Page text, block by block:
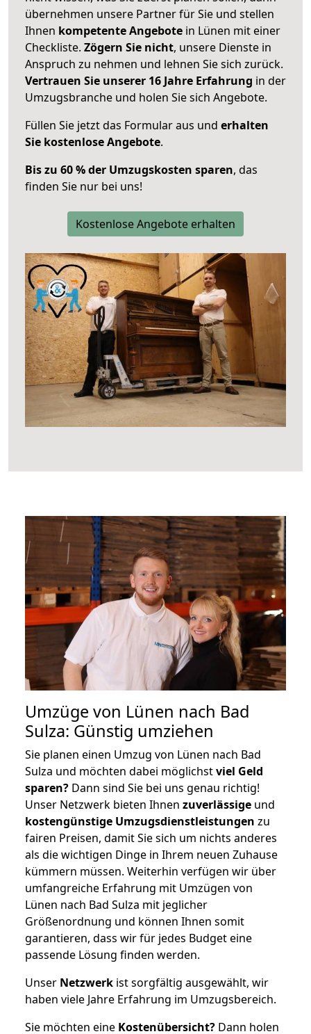
übernehmen unsere Partner für Sie und stellen
Ihnen kompetente Angebote in Lünen mit einer
Checkliste. Zögern Sie nicht, unsere Dienste in
Anspruch zu nehmen und lehnen Sie sich zurück.
Vertrauen Sie unserer 16 Jahre Erfahrung in der
Umzugsbranche und holen Sie sich Angebote.
Füllen Sie jetzt das Formular aus und erhalten
Sie kostenlose Angebote.
Bis zu 60 % der Umzugskosten sparen, das
finden Sie nur bei uns!
Kostenlose Angebote erhalten
Umzüge von Lünen nach Bad
Sulza: Günstig umziehen
Sie planen einen Umzug von Lünen nach Bad
Sulza und möchten dabei möglichstviel Geld
sparen? Dann sind Sie bei uns genau richtig!
Unser Netzwerk bieten Ihnen zuverlässige und
kostengünstige Umzugsdienstleistungen zu
fairen Preisen, damit Sie sich um nichts anderes
als die wichtigen Dinge in Ihrem neuen Zuhause
kümmern müssen. Weiterhin verfügen wir über
umfangreiche Erfahrung mit Umzügen von
Lünen nach Bad Sulza mit jeglicher
Größenordnung und können Ihnen somit
garantieren, dass wir für jedes Budget eine
passende Lösung finden werden.
Unser Netzwerk ist sorgfältig ausgewählt, wir
haben viele Jahre Erfahrung im Umzugsbereich.
Sie möchten eine Kostenübersicht? Dann holen